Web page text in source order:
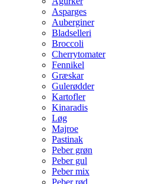
Asparges
Auberginer
Bladselleri
Broccoli
Cherrytomater
Fennikel
Græskar
Gulerødder
Kartofler
Kinaradis
Løg
Majroe
Pastinak
Peber grøn
Peber gul
Peber mix
Peber rød